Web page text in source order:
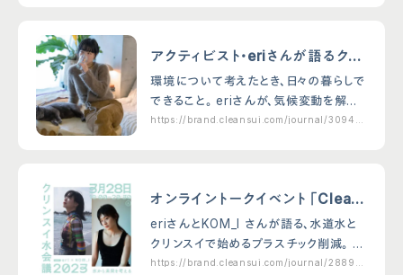
アクティビスト・eriさんが語るクリ
ンスイと環境。 後編
環境について考えたとき、日々の暮らしで
できること。 eriさんが、気候変動を解決
するための活動を始めて約3年。昨年20
https://brand.cleansui.com/journal/3094.h
オンライントークイベント「Clean
sui 水会議2023 – 水から未来を
考える -」開催。
eriさんとKOM_I さんが語る、水道水と
クリンスイで始めるプラスチック削減。 水
と環境をテーマにしたオンライントークイ
https://brand.cleansui.com/journal/2889.h